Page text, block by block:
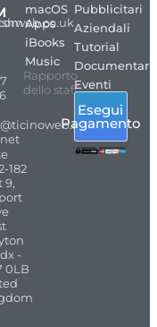
182
9,
-
0LB
macOS
Apps
iBooks
Music
Rapporto
dello staff
Pubblicitari
Aziendali
Tutorial
Documentari
Eventi
Esegui
Pagamento